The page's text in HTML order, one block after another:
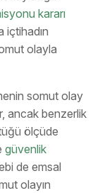
kararı
içtihadın
olayla
somut olay
ancak benzerlik
ölçüde
güvenlik
de emsal
olayın